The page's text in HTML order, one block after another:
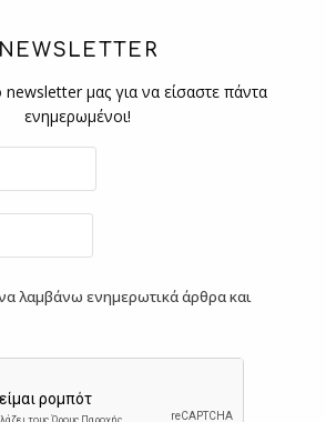
NEWSLETTER
newsletter μας για να είσαστε πάντα
ενημερωμένοι!
λαμβάνω ενημερωτικά άρθρα και